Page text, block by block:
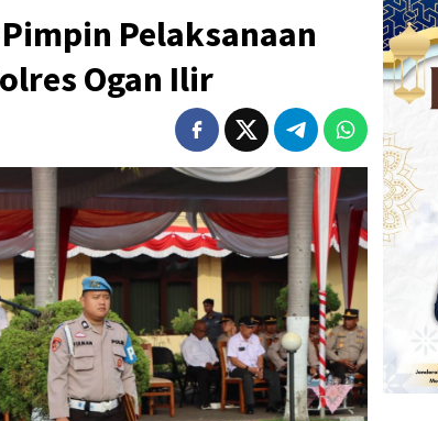
Pelaksanaan
Ogan Ilir